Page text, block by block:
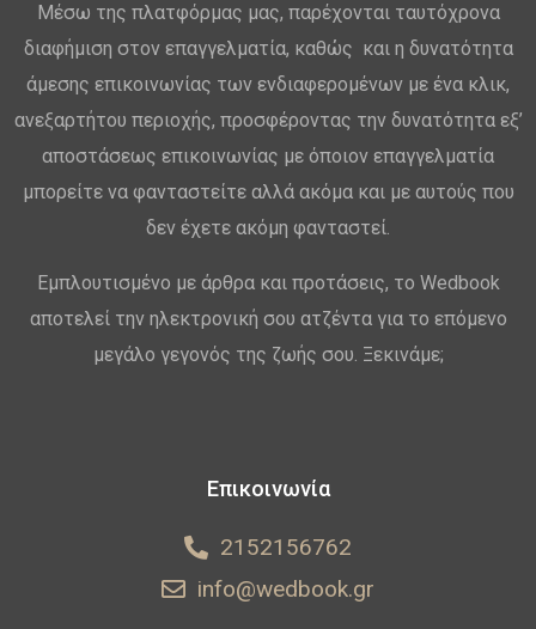
Μέσω της πλατφόρμας μας, παρέχονται ταυτόχρονα
διαφήμιση στον επαγγελματία, καθώς και η δυνατότητα
άμεσης επικοινωνίας των ενδιαφερομένων με ένα κλικ,
ανεξαρτήτου περιοχής, προσφέροντας την δυνατότητα εξ’
αποστάσεως επικοινωνίας με όποιον επαγγελματία
μπορείτε να φανταστείτε αλλά ακόμα και με αυτούς που
δεν έχετε ακόμη φανταστεί.
Εμπλουτισμένο με άρθρα και προτάσεις, το Wedbook
αποτελεί την ηλεκτρονική σου ατζέντα για το επόμενο
μεγάλο γεγονός της ζωής σου. Ξεκινάμε;
Επικοινωνία
2152156762
info@wedbook.gr